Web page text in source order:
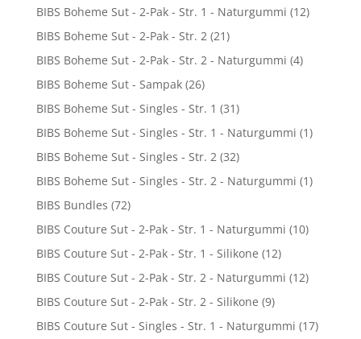
BIBS Boheme Sut - 2-Pak - Str. 1 - Naturgummi (12)
BIBS Boheme Sut - 2-Pak - Str. 2 (21)
BIBS Boheme Sut - 2-Pak - Str. 2 - Naturgummi (4)
BIBS Boheme Sut - Sampak (26)
BIBS Boheme Sut - Singles - Str. 1 (31)
BIBS Boheme Sut - Singles - Str. 1 - Naturgummi (1)
BIBS Boheme Sut - Singles - Str. 2 (32)
BIBS Boheme Sut - Singles - Str. 2 - Naturgummi (1)
BIBS Bundles (72)
BIBS Couture Sut - 2-Pak - Str. 1 - Naturgummi (10)
BIBS Couture Sut - 2-Pak - Str. 1 - Silikone (12)
BIBS Couture Sut - 2-Pak - Str. 2 - Naturgummi (12)
BIBS Couture Sut - 2-Pak - Str. 2 - Silikone (9)
BIBS Couture Sut - Singles - Str. 1 - Naturgummi (17)